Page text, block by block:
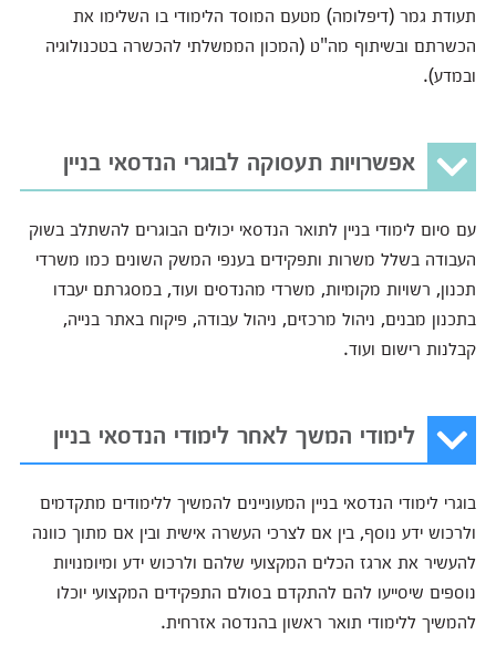
תעודת גמר (דיפלומה) מטעם המוסד הלימודי בו השלימו את
הכשרתם ובשיתוף מה"ט (המכון הממשלתי להכשרה בטכנולוגיה
ובמדע).
אפשרויות תעסוקה לבוגרי הנדסאי בניין
עם סיום לימודי בניין לתואר הנדסאי יכולים הבוגרים להשתלב בשוק
העבודה בשלל משרות ותפקידים בענפי המשק השונים כמו משרדי
תכנון, רשויות מקומיות, משרדי מהנדסים ועוד, במסגרתם יעבדו
בתכנון מבנים, ניהול מרכזים, ניהול עבודה, פיקוח באתר בנייה,
קבלנות רישום ועוד.
לימודי המשך לאחר לימודי הנדסאי בניין
בוגרי לימודי הנדסאי בניין המעוניינים להמשיך ללימודים מתקדמים
ולרכוש ידע נוסף, בין אם לצרכי העשרה אישית ובין אם מתוך כוונה
להעשיר את ארגז הכלים המקצועי שלהם ולרכוש ידע ומיומנויות
נוספים שיסייעו להם להתקדם בסולם התפקידים המקצועי יוכלו
להמשיך ללימודי תואר ראשון בהנדסה אזרחית.